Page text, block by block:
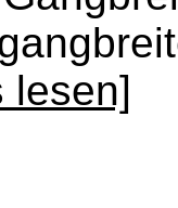
lesen]